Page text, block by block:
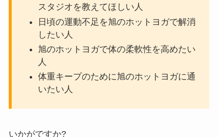
スタジオを教えてほしい人
日頃の運動不足を旭のホットヨガで解消
したい人
旭のホットヨガで体の柔軟性を高めたい
人
体重キープのために旭のホットヨガに通
いたい人
いかがですか?